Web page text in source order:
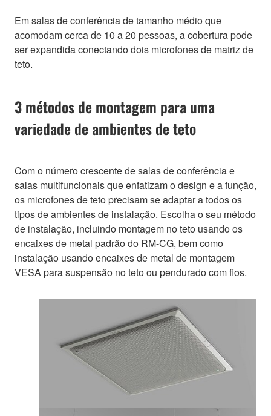
Em salas de conferência de tamanho médio que
acomodam cerca de 10 a 20 pessoas, a cobertura pode
ser expandida conectando dois microfones de matriz de
teto.
3 métodos de montagem para uma
variedade de ambientes de teto
Com o número crescente de salas de conferência e
salas multifuncionais que enfatizam o design e a função,
os microfones de teto precisam se adaptar a todos os
tipos de ambientes de instalação. Escolha o seu método
de instalação, incluindo montagem no teto usando os
encaixes de metal padrão do RM-CG, bem como
instalação usando encaixes de metal de montagem
VESA para suspensão no teto ou pendurado com fios.